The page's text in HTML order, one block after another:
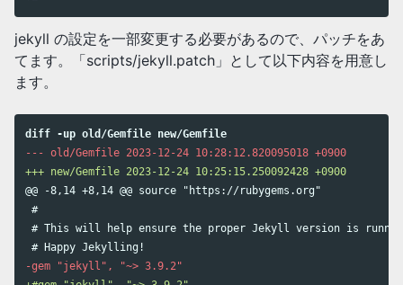
jekyll の設定を一部変更する必要があるので、パッチをあ
てます。「scripts/jekyll.patch」として以下内容を用意し
ます。
@@ -8,14 +8,14 @@ source "https://rubygems.org"
#
# This will help ensure the proper Jekyll version is